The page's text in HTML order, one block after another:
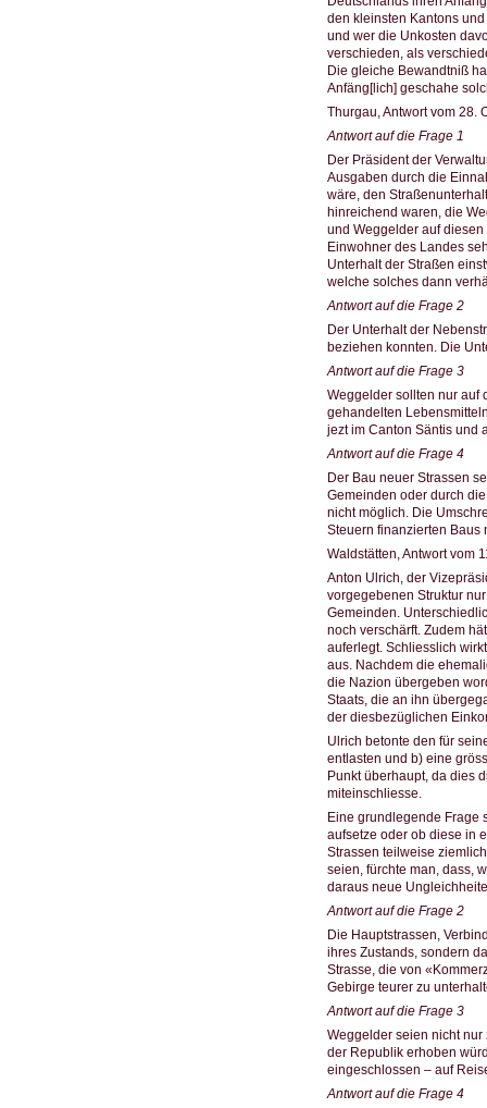
den kleinsten Kantons
und wer die Unkosten
verschieden, als
Die gleiche Bewandtniß
Anfäng[lich] geschahe
Thurgau, Antwort vom 28.
Antwort auf die Frage 1
Der Präsident der
Ausgaben durch die
wäre, den
hinreichend waren, die
und Weggelder auf
Einwohner des Landes
Unterhalt der Straßen
welche solches dann
Antwort auf die Frage 2
Der Unterhalt der
beziehen konnten. Die
Antwort auf die Frage 3
Weggelder sollten nur auf
gehandelten
jezt im Canton Säntis und
Antwort auf die Frage 4
Der Bau neuer Strassen
Gemeinden oder durch
nicht möglich. Die
Steuern finanzierten Baus
Waldstätten, Antwort vom
Anton Ulrich, der
vorgegebenen Struktur
Gemeinden.
noch verschärft. Zudem
auferlegt. Schliesslich
aus. Nachdem die
die Nazion übergeben
Staats, die an ihn
der diesbezüglichen
Ulrich betonte den für
entlasten und b) eine
Punkt überhaupt, da dies
miteinschliesse.
Eine grundlegende Frage
aufsetze oder ob diese in
Strassen teilweise
seien, fürchte man, dass,
daraus neue
Antwort auf die Frage 2
Die Hauptstrassen,
ihres Zustands, sondern
Strasse, die von
Gebirge teurer zu
Antwort auf die Frage 3
Weggelder seien nicht
der Republik erhoben
eingeschlossen – auf
Antwort auf die Frage 4